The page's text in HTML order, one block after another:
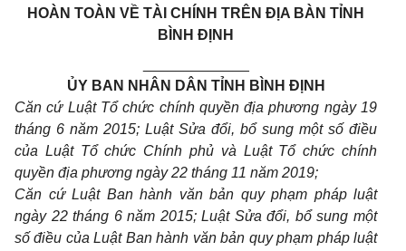
HOÀN TOÀN VỀ TÀI CHÍNH TRÊN ĐỊA BÀN TỈNH
BÌNH ĐỊNH
ỦY BAN NHÂN DÂN TỈNH BÌNH ĐỊNH
Căn cứ Luật Tổ chức chính quyền địa phương ngày 19
tháng 6 năm 2015; Luật Sửa đổi, bổ sung một số điều
của Luật Tổ chức Chính phủ và Luật Tổ chức chính
quyền địa phương ngày 22 tháng 11 năm 2019;
Căn cứ Luật Ban hành văn bản quy phạm pháp luật
ngày 22 tháng 6 năm 2015; Luật Sửa đổi, bổ sung một
số điều của Luật Ban hành văn bản quy phạm pháp luật